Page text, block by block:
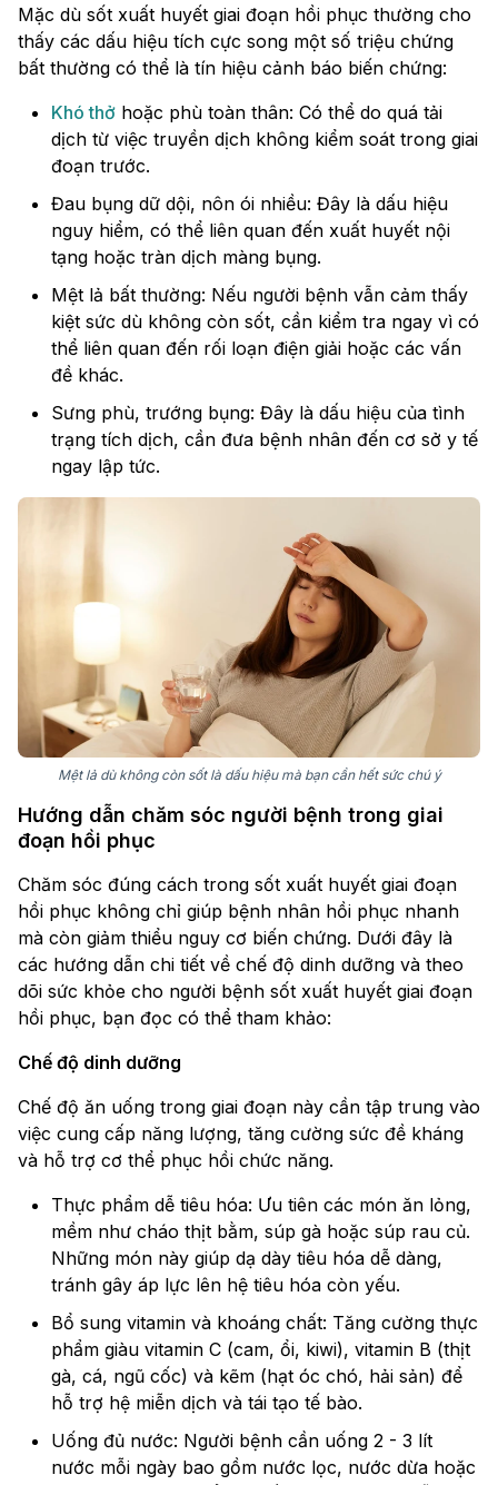
Mặc dù sốt xuất huyết giai đoạn hồi phục thường cho
thấy các dấu hiệu tích cực song một số triệu chứng
bất thường có thể là tín hiệu cảnh báo biến chứng:
Khó thở hoặc phù toàn thân: Có thể do quá tải
dịch từ việc truyền dịch không kiểm soát trong giai
đoạn trước.
Đau bụng dữ dội, nôn ói nhiều: Đây là dấu hiệu
nguy hiểm, có thể liên quan đến xuất huyết nội
tạng hoặc tràn dịch màng bụng.
Mệt lả bất thường: Nếu người bệnh vẫn cảm thấy
kiệt sức dù không còn sốt, cần kiểm tra ngay vì có
thể liên quan đến rối loạn điện giải hoặc các vấn
đề khác.
Sưng phù, trướng bụng: Đây là dấu hiệu của tình
trạng tích dịch, cần đưa bệnh nhân đến cơ sở y tế
ngay lập tức.
Mệt lả dù không còn sốt là dấu hiệu mà bạn cần hết sức chú ý
Hướng dẫn chăm sóc người bệnh trong giai
đoạn hồi phục
Chăm sóc đúng cách trong sốt xuất huyết giai đoạn
hồi phục không chỉ giúp bệnh nhân hồi phục nhanh
mà còn giảm thiểu nguy cơ biến chứng. Dưới đây là
các hướng dẫn chi tiết về chế độ dinh dưỡng và theo
dõi sức khỏe cho người bệnh sốt xuất huyết giai đoạn
hồi phục, bạn đọc có thể tham khảo:
Chế độ dinh dưỡng
Chế độ ăn uống trong giai đoạn này cần tập trung vào
việc cung cấp năng lượng, tăng cường sức đề kháng
và hỗ trợ cơ thể phục hồi chức năng.
Thực phẩm dễ tiêu hóa: Ưu tiên các món ăn lỏng,
mềm như cháo thịt bằm, súp gà hoặc súp rau củ.
Những món này giúp dạ dày tiêu hóa dễ dàng,
tránh gây áp lực lên hệ tiêu hóa còn yếu.
Bổ sung vitamin và khoáng chất: Tăng cường thực
phẩm giàu vitamin C (cam, ổi, kiwi), vitamin B (thịt
gà, cá, ngũ cốc) và kẽm (hạt óc chó, hải sản) để
hỗ trợ hệ miễn dịch và tái tạo tế bào.
Uống đủ nước: Người bệnh cần uống 2 - 3 lít
nước mỗi ngày bao gồm nước lọc, nước dừa hoặc